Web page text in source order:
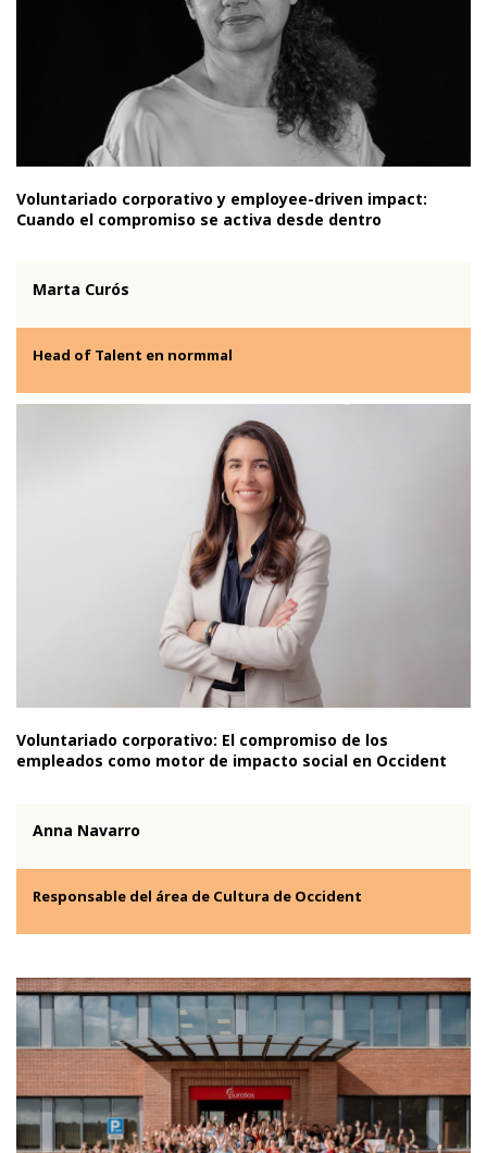
Voluntariado corporativo y employee-driven impact:
Cuando el compromiso se activa desde dentro
Marta Curós
Head of Talent en normmal
Voluntariado corporativo: El compromiso de los
empleados como motor de impacto social en Occident
Anna Navarro
Responsable del área de Cultura de Occident